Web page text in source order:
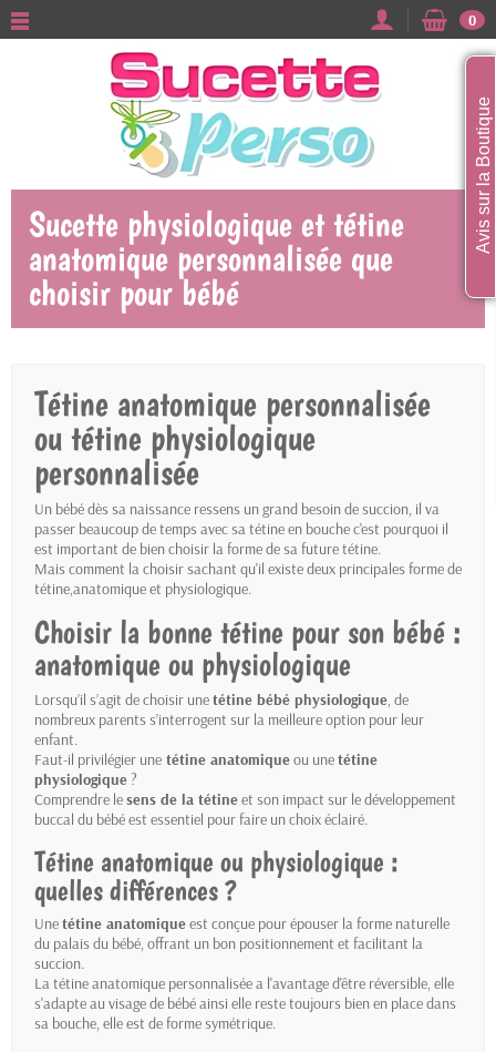
0
Sucette physiologique et tétine
anatomique personnalisée que
choisir pour bébé
Tétine anatomique personnalisée
ou tétine physiologique
personnalisée
Un bébé dès sa naissance ressens un grand besoin de succion, il va
passer beaucoup de temps avec sa tétine en bouche c'est pourquoi il
est important de bien choisir la forme de sa future tétine.
Mais comment la choisir sachant qu'il existe deux principales forme de
tétine,anatomique et physiologique.
Choisir la bonne tétine pour son bébé :
anatomique ou physiologique
Lorsqu’il s’agit de choisir unetétine bébé physiologique, de
nombreux parents s’interrogent sur la meilleure option pour leur
enfant.
Faut-il privilégier une tétine anatomiqueou unetétine
physiologique?
Comprendre lesens de la tétineet son impact sur le développement
buccal du bébé est essentiel pour faire un choix éclairé.
Tétine anatomique ou physiologique :
quelles différences ?
Unetétine anatomiqueest conçue pour épouser la forme naturelle
du palais du bébé, offrant un bon positionnement et facilitant la
succion.
La tétine anatomique personnalisée a l'avantage d'être réversible, elle
s'adapte au visage de bébé ainsi elle reste toujours bien en place dans
sa bouche, elle est de forme symétrique.
Avis sur la Boutique